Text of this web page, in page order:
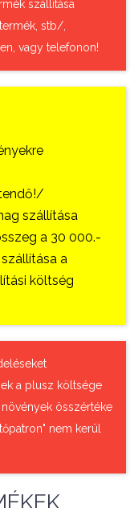
szállítása
stb/,
vagy telefonon!
szállítása
a 30 000.-
a
költség
a plusz költsége
összértéke
nem kerül